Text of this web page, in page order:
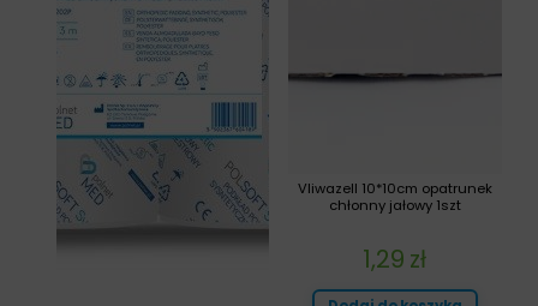
Vliwazell 10*10cm opatrunek
chłonny jałowy 1szt
1,29 zł